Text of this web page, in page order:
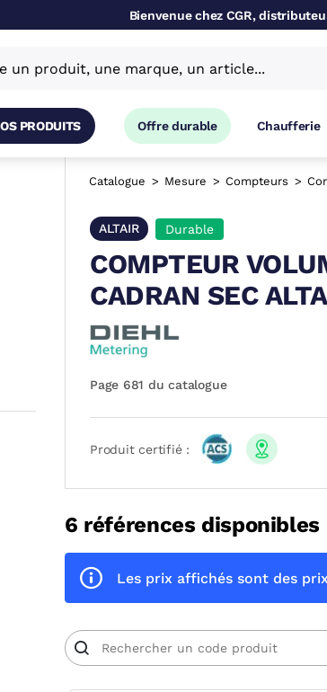
Bienvenue chez CGR,
PRODUITS Offre durable Chaufferie
Catalogue Mesure Compteurs
ALTAIR Durable
COMPTEUR
CADRAN SEC
Page 681 du catalogue
Produit certifié :
6 références disponibles
Les prix affichés sont des